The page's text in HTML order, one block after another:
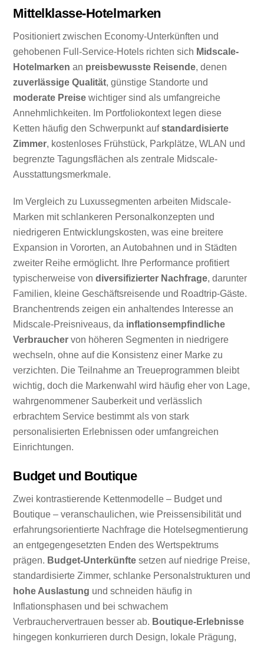
Mittelklasse-Hotelmarken
Positioniert zwischen Economy-Unterkünften und
gehobenen Full-Service-Hotels richten sich Midscale-
Hotelmarken an preisbewusste Reisende, denen
zuverlässige Qualität, günstige Standorte und
moderate Preise wichtiger sind als umfangreiche
Annehmlichkeiten. Im Portfoliokontext legen diese
Ketten häufig den Schwerpunkt aufstandardisierte
Zimmer, kostenloses Frühstück, Parkplätze, WLAN und
begrenzte Tagungsflächen als zentrale Midscale-
Ausstattungsmerkmale.
Im Vergleich zu Luxussegmenten arbeiten Midscale-
Marken mit schlankeren Personalkonzepten und
niedrigeren Entwicklungskosten, was eine breitere
Expansion in Vororten, an Autobahnen und in Städten
zweiter Reihe ermöglicht. Ihre Performance profitiert
typischerweise vondiversifizierter Nachfrage, darunter
Familien, kleine Geschäftsreisende und Roadtrip-Gäste.
Branchentrends zeigen ein anhaltendes Interesse an
Midscale-Preisniveaus, da inflationsempfindliche
Verbraucher von höheren Segmenten in niedrigere
wechseln, ohne auf die Konsistenz einer Marke zu
verzichten. Die Teilnahme an Treueprogrammen bleibt
wichtig, doch die Markenwahl wird häufig eher von Lage,
wahrgenommener Sauberkeit und verlässlich
erbrachtem Service bestimmt als von stark
personalisierten Erlebnissen oder umfangreichen
Einrichtungen.
Budget und Boutique
Zwei kontrastierende Kettenmodelle – Budget und
Boutique – veranschaulichen, wie Preissensibilität und
erfahrungsorientierte Nachfrage die Hotelsegmentierung
an entgegengesetzten Enden des Wertspektrums
prägen. Budget-Unterkünfte setzen auf niedrige Preise,
standardisierte Zimmer, schlanke Personalstrukturen und
hohe Auslastung und schneiden häufig in
Inflationsphasen und bei schwachem
Verbrauchervertrauen besser ab. Boutique-Erlebnisse
hingegen konkurrieren durch Design, lokale Prägung,